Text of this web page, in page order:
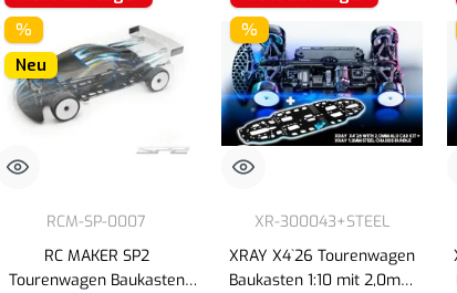
%
Neu
RCM-SP-0007
RC MAKER SP2
Tourenwagen Baukasten
%
XR-300043+STEEL
XRAY X4`26 Tourenwagen
Baukasten 1:10 mit 2,0mm